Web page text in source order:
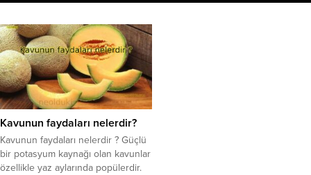
Kavunun faydaları nelerdir?
Kavunun faydaları nelerdir ? Güçlü
bir potasyum kaynağı olan kavunlar
özellikle yaz aylarında popülerdir.